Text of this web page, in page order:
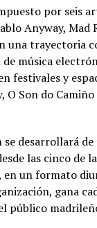
por seis
Anyway, Mad
una trayectoria
música
festivales y
O Son do
desarrollará
las cinco de
en un formato
gana
público